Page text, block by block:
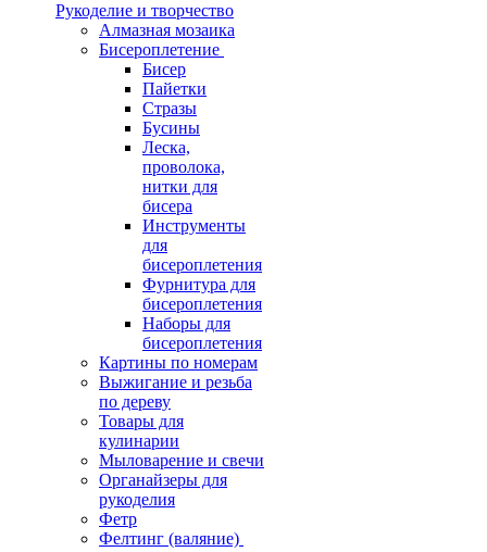
Рукоделие и творчество
Алмазная мозаика
Бисероплетение
Бисер
Пайетки
Стразы
Бусины
Леска,
проволока,
нитки для
бисера
Инструменты
для
бисероплетения
Фурнитура для
бисероплетения
Наборы для
бисероплетения
Картины по номерам
Выжигание и резьба
по дереву
Товары для
кулинарии
Мыловарение и свечи
Органайзеры для
рукоделия
Фетр
Фелтинг (валяние)